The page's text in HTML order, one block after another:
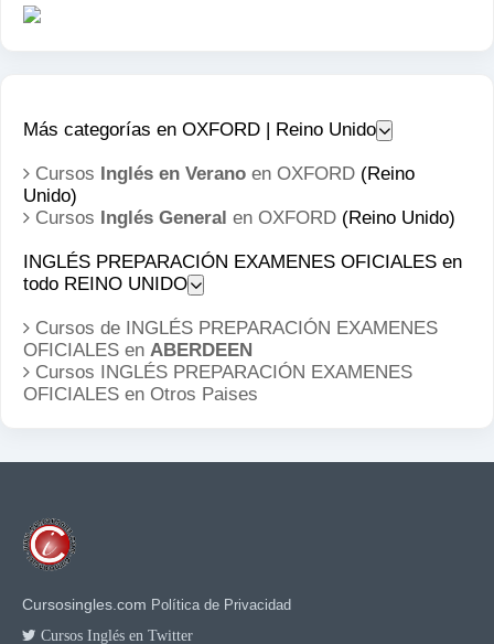
Más categorías en OXFORD | Reino Unido
Cursos Inglés en Verano en OXFORD (Reino
Unido)
Cursos Inglés General en OXFORD (Reino Unido)
INGLÉS PREPARACIÓN EXAMENES OFICIALES en
todo REINO UNIDO
Cursos de INGLÉS PREPARACIÓN EXAMENES
OFICIALES en ABERDEEN
Cursos INGLÉS PREPARACIÓN EXAMENES
OFICIALES en Otros Paises
Cursosingles.com Política de Privacidad
Cursos Inglés en Twitter